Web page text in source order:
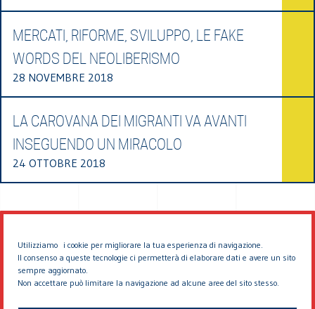
Utilizziamo i cookie per migliorare la tua esperienza di navigazione.
Il consenso a queste tecnologie ci permetterà di elaborare dati e avere un sito
sempre aggiornato.
Non accettare può limitare la navigazione ad alcune aree del sito stesso.
MERCATI, RIFORME, SVILUPPO, LE FAKE
WORDS DEL NEOLIBERISMO
28 NOVEMBRE 2018
LA CAROVANA DEI MIGRANTI VA AVANTI
INSEGUENDO UN MIRACOLO
24 OTTOBRE 2018